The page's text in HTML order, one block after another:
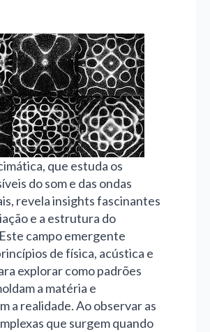
que estuda os
do som e das ondas
revela insights fascinantes
e a estrutura do
campo emergente
de física, acústica e
explorar como padrões
a matéria e
a realidade. Ao observar as
que surgem quando